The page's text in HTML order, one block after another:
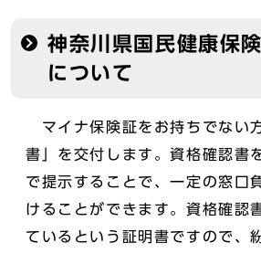
神奈川県国民健康保
について
マイナ保険証をお持ちでない
書」を交付します。資格確認書
で提示することで、一定の窓口
けることができます。資格確認
ているという証明書ですので、